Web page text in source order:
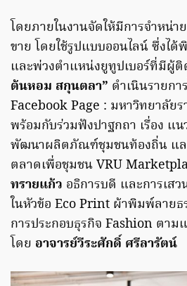
โดยภายในงานจัดให้มีการจำหน่า
ขาย โดยใช้รูปแบบออนไลน์ ซึ่งไ
และพ่วงตำแหน่งยูทูปเบอร์ที่มีผู้
ต้นหอม สกุนตลา” ดำเนินรายก
Facebook Page : มหาวิทยาลัย
พร้อมกับร่วมฟังปาฐกถา เรื่อง แ
พัฒนาผลิตภัณฑ์ชุมชนท้องถิ่น แล
ตลาดเพื่อชุมชน VRU
ทรายแก้ว อธิการบดี และการเส
ในหัวข้อ Eco Print ผ้าพิมพ์ลายธ
การประกอบธุรกิจ Fashion ตาม
โดย อาจารย์วีระศักดิ์ ศรีลารัตน์